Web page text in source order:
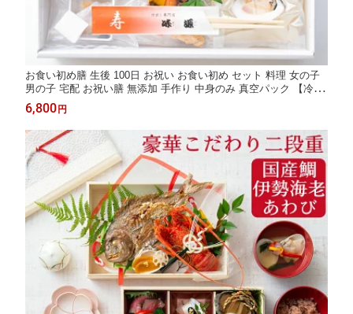
お食い初め膳 生後 100日 お祝い お食い初め セット 料理 女の子
男の子 宅配 お祝い膳 無添加 手作り 中身のみ 真空パック 【冷
蔵】 のし紙 鯛 海老 赤飯 歯固め石付き 蛤のお吸い物 飾り お膳
自宅 おくいぞめ 大阪味源
6,800 円